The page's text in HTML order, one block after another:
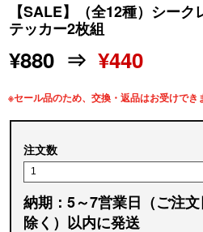
【SALE】（全12種）シー
テッカー2枚組
¥880 ⇒¥440
※セール品のため、交換・返品はお受けでき
注文数
納期：5～7営業日（ご注
除く）以内に発送